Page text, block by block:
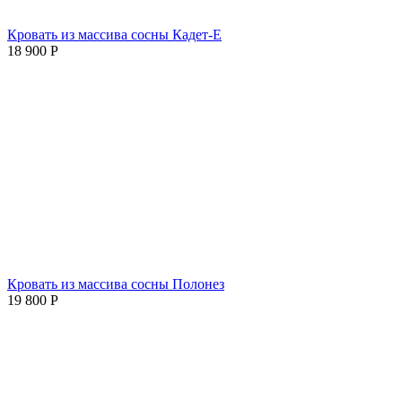
Кровать из массива сосны Кадет-Е
18 900 Р
Кровать из массива сосны Полонез
19 800 Р